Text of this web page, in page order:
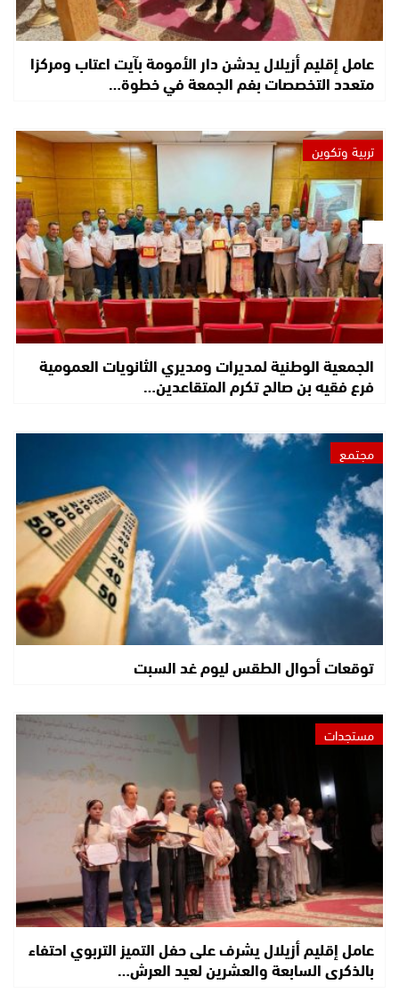
عامل إقليم أزيلال يدشن دار الأمومة بآيت اعتاب ومركزا
متعدد التخصصات بفم الجمعة في خطوة…
تربية وتكوين
الجمعية الوطنية لمديرات ومديري الثانويات العمومية
فرع فقيه بن صالح تكرم المتقاعدين…
مجتمع
توقعات أحوال الطقس ليوم غد السبت
مستجدات
عامل إقليم أزيلال يشرف على حفل التميز التربوي احتفاء
بالذكرى السابعة والعشرين لعيد العرش…